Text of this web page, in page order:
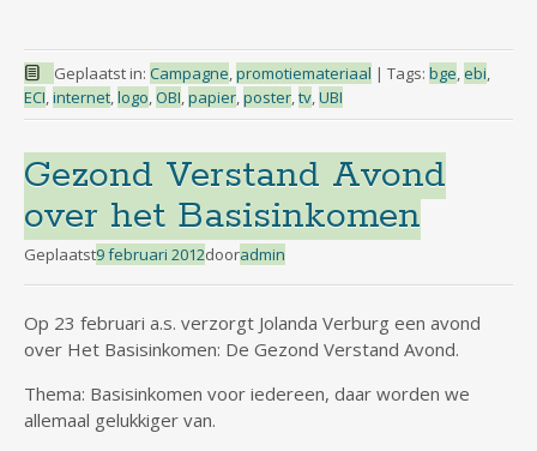
Geplaatst in: Campagne,promotiemateriaal | Tags: bge, ebi,
ECI,internet,logo, OBI,papier,poster,tv,UBI
Gezond Verstand Avond
over het Basisinkomen
Geplaatst9 februari 2012dooradmin
Op 23 februari a.s. verzorgt Jolanda Verburg een avond
over Het Basisinkomen: De Gezond Verstand Avond.
Thema: Basisinkomen voor iedereen, daar worden we
allemaal gelukkiger van.